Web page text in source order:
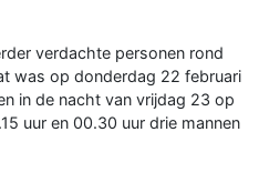
verdachte personen rond
was op donderdag 22 februari
in de nacht van vrijdag 23 op
uur en 00.30 uur drie mannen